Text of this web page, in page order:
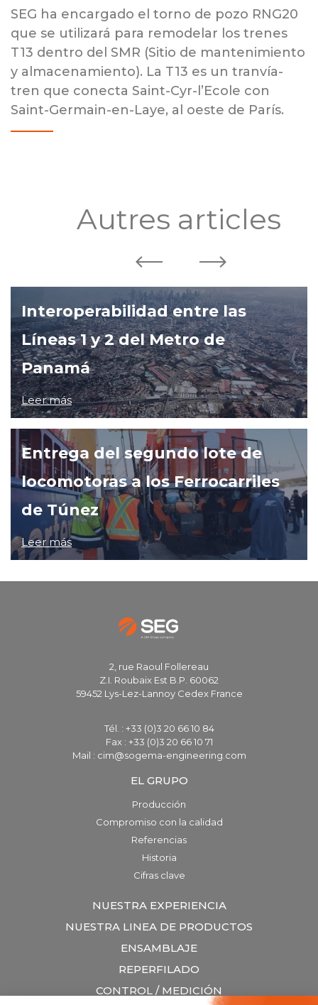
SEG ha encargado el torno de pozo RNG20
que se utilizará para remodelar los trenes
T13 dentro del SMR (Sitio de mantenimiento
y almacenamiento). La T13 es un tranvía-
tren que conecta Saint-Cyr-l’Ecole con
Saint-Germain-en-Laye, al oeste de París.
Autres articles
Interoperabilidad entre las
Líneas 1 y 2 del Metro de
Panamá
Leer más
Entrega del segundo lote de
locomotoras a los Ferrocarriles
de Túnez
Leer más
2, rue Raoul Follereau
Z.I. Roubaix Est B.P. 60062
59452 Lys-Lez-Lannoy Cedex France
Tél. : +33 (0)3 20 66 10 84
Fax : +33 (0)3 20 66 10 71
Mail : cim@sogema-engineering.com
EL GRUPO
Producción
Compromiso con la calidad
Referencias
Historia
Cifras clave
NUESTRA EXPERIENCIA
NUESTRA LINEA DE PRODUCTOS
ENSAMBLAJE
REPERFILADO
CONTROL / MEDICIÓN